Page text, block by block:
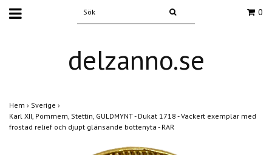
0
delzanno.se
Hem › Sverige ›
Karl XII, Pommern, Stettin, GULDMYNT - Dukat 1718 - Vackert exemplar med
frostad relief och djupt glänsande bottenyta - RAR